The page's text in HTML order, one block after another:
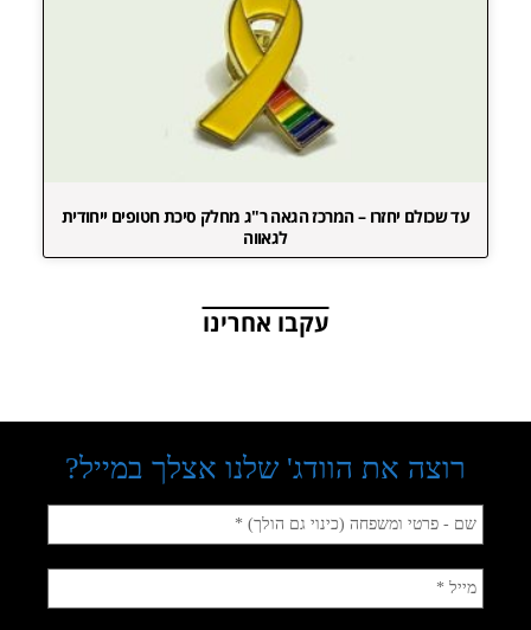
עד שכולם יחזרו – המרכז הגאה ר"ג מחלק סיכת חטופים ייחודית
לגאווה
עקבו אחרינו